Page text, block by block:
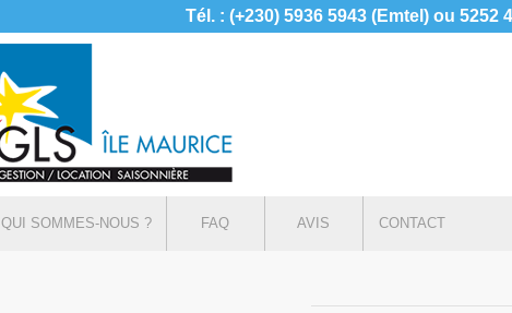
Tél. : (+230) 5936 5943 (Emtel) ou 5252
QUI SOMMES-NOUS ? FAQ AVIS CONTACT